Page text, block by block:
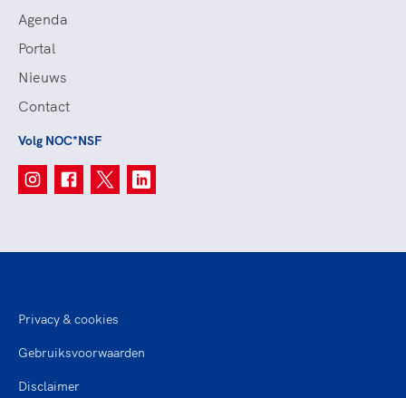
Agenda
Portal
Nieuws
Contact
Volg NOC*NSF
Privacy & cookies
Gebruiksvoorwaarden
Disclaimer